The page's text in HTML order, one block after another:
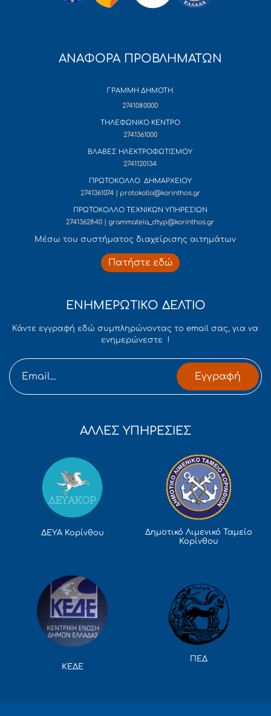
ΑΝΑΦΟΡΑ ΠΡΟΒΛΗΜΑΤΩΝ
ΓΡΑΜΜΗ ΔΗΜΟΤΗ
2741080000
ΤΗΛΕΦΩΝΙΚΟ ΚΕΝΤΡΟ
2741361000
ΒΛΑΒΕΣ ΗΛΕΚΤΡΟΦΩΤΙΣΜΟΥ
2741120134
ΠΡΩΤΟΚΟΛΛΟ ΔΗΜΑΡΧΕΙΟΥ
2741361074 | protokollo@korinthos.gr
ΠΡΩΤΟΚΟΛΛΟ ΤΕΧΝΙΚΩΝ ΥΠΗΡΕΣΙΩΝ
2741362840 | grammateia_dtyp@korinthos.gr
Mέσω του συστήματος διαχείρισης αιτημάτων
Πατήστε εδώ
ΕΝΗΜΕΡΩΤΙΚΟ ΔΕΛΤΙΟ
Κάντε εγγραφή εδώ συμπληρώνοντας το email σας, για να
ενημερώνεστε !
Εγγραφή
ΑΛΛΕΣ ΥΠΗΡΕΣΙΕΣ
ΔΕΥΑ Κορίνθου
Δημοτικό Λιμενικό Ταμείο
Κορίνθου
ΚΕΔΕ
ΠΕΔ